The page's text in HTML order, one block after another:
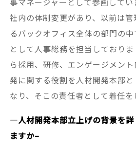
社内の体制変更があり、以前は
るバックオフィス全体の部門の
として人事総務を担当しており
ら採用、研修、エンゲージメン
発に関する役割を人材開発本部
なり、そこの責任者として着任を
—人材開発本部立上げの背景を
ますか–